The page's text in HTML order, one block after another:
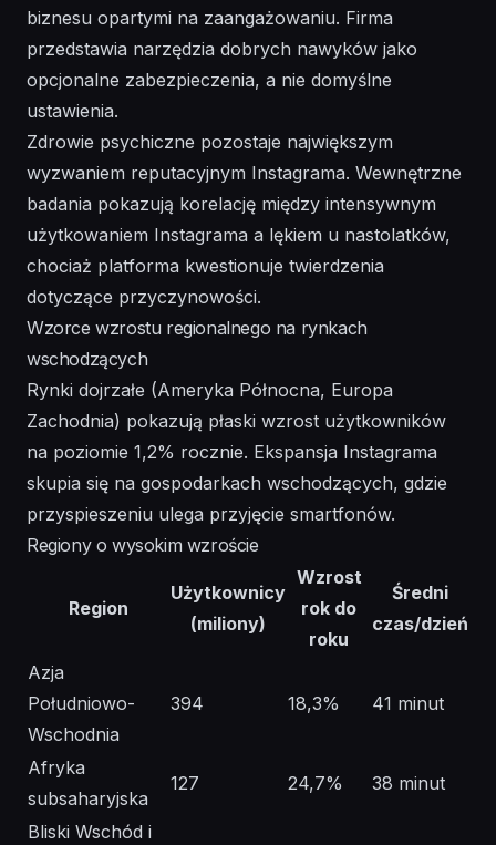
biznesu opartymi na zaangażowaniu. Firma
przedstawia narzędzia dobrych nawyków jako
opcjonalne zabezpieczenia, a nie domyślne
ustawienia.
Zdrowie psychiczne pozostaje największym
wyzwaniem reputacyjnym Instagrama. Wewnętrzne
badania pokazują korelację między intensywnym
użytkowaniem Instagrama a lękiem u nastolatków,
chociaż platforma kwestionuje twierdzenia
dotyczące przyczynowości.
Wzorce wzrostu regionalnego na rynkach
wschodzących
Rynki dojrzałe (Ameryka Północna, Europa
Zachodnia) pokazują płaski wzrost użytkowników
na poziomie 1,2% rocznie. Ekspansja Instagrama
skupia się na gospodarkach wschodzących, gdzie
przyspieszeniu ulega przyjęcie smartfonów.
Regiony o wysokim wzroście
Region
Użytkownicy
(miliony)
Wzrost
rok do
roku
Średni
czas/dzień
Azja
Południowo-
Wschodnia
394 18,3% 41 minut
Afryka
subsaharyjska
127 24,7% 38 minut
Bliski Wschód i